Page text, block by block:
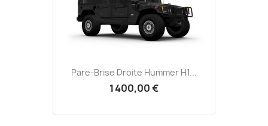
Pare-Brise Droite Hummer H1...
1 400,00 €